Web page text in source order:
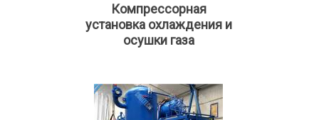
Компрессорная
установка охлаждения и
осушки газа